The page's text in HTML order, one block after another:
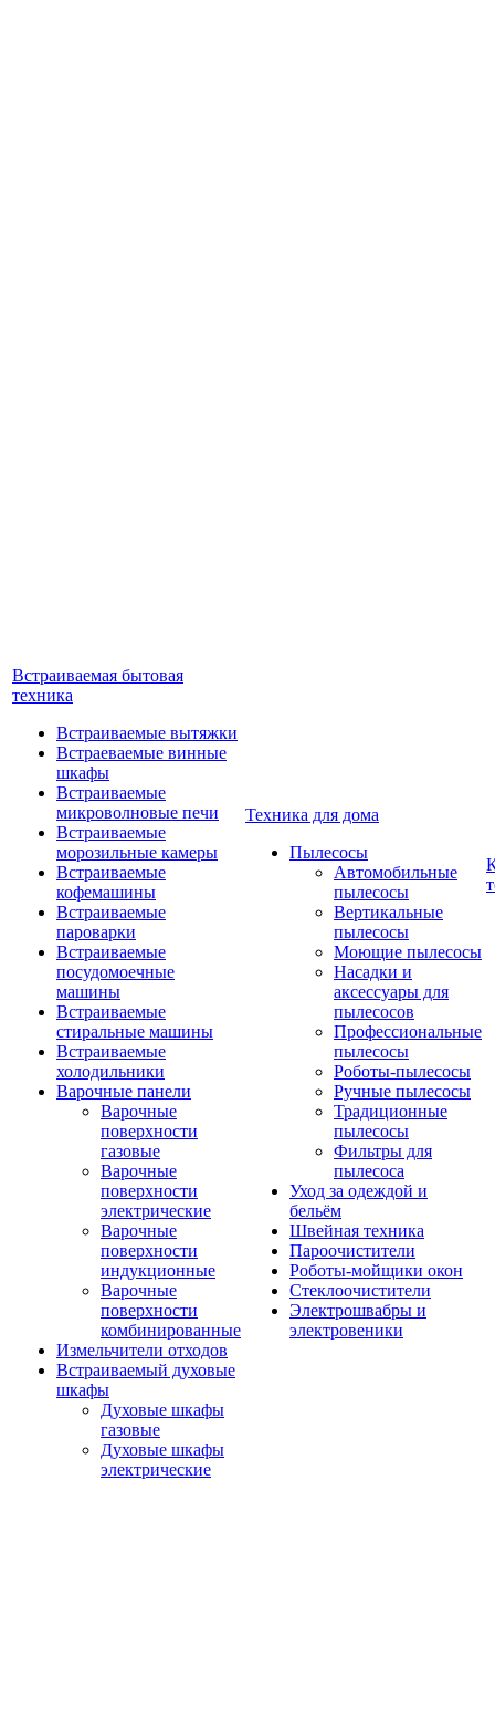
Встраиваемая бытовая
техника
Встраиваемые вытяжки
Встраеваемые винные
шкафы
Встраиваемые
микроволновые печи
Встраиваемые
морозильные камеры
Встраиваемые
кофемашины
Встраиваемые
пароварки
Встраиваемые
посудомоечные
машины
Встраиваемые
стиральные машины
Встраиваемые
холодильники
Варочные панели
Варочные
поверхности
газовые
Варочные
поверхности
электрические
Варочные
поверхности
индукционные
Варочные
поверхности
комбинированные
Измельчители отходов
Встраиваемый духовые
шкафы
Духовые шкафы
газовые
Духовые шкафы
электрические
Техника для дома
Пылесосы
Автомобильные
пылесосы
Вертикальные
пылесосы
Моющие пылесосы
Насадки и
аксессуары для
пылесосов
Профессиональные
пылесосы
Роботы-пылесосы
Ручные пылесосы
Традиционные
пылесосы
Фильтры для
пылесоса
Уход за одеждой и
бельём
Швейная техника
Пароочистители
Роботы-мойщики окон
Стеклоочистители
Электрошвабры и
электровеники